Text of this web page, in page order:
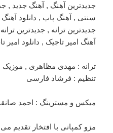
ترانه : مهدی مظاهری ,
تنظیم : فرشاد فارسی
میکس و مسترینگ : احمد
مزو کمپانی با افتخار تقدیم